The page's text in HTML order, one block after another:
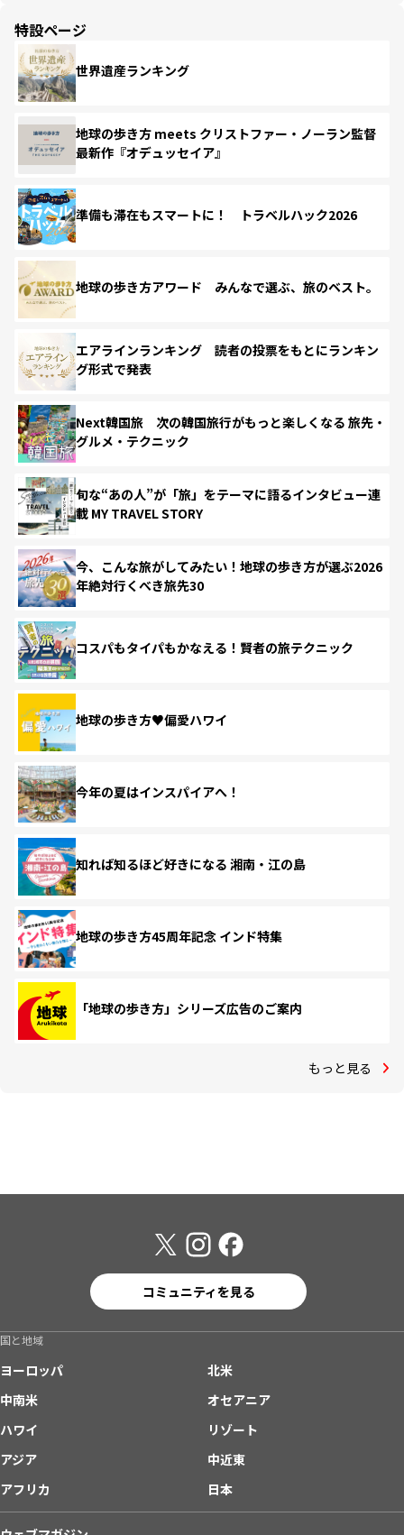
特設ページ
世界遺産ランキング
地球の歩き方 meets クリストファー・ノーラン監督
最新作『オデュッセイア』
準備も滞在もスマートに！ トラベルハック2026
地球の歩き方アワード みんなで選ぶ、旅のベスト。
エアラインランキング 読者の投票をもとにランキン
グ形式で発表
Next韓国旅 次の韓国旅行がもっと楽しくなる 旅先・
グルメ・テクニック
旬な“あの人”が「旅」をテーマに語るインタビュー連
載 MY TRAVEL STORY
今、こんな旅がしてみたい！地球の歩き方が選ぶ2026
年絶対行くべき旅先30
コスパもタイパもかなえる！賢者の旅テクニック
地球の歩き方♥偏愛ハワイ
今年の夏はインスパイアへ！
知れば知るほど好きになる 湘南・江の島
地球の歩き方45周年記念 インド特集
「地球の歩き方」シリーズ広告のご案内
もっと見る
コミュニティを見る
国と地域
ヨーロッパ
北米
中南米
オセアニア
ハワイ
リゾート
アジア
中近東
アフリカ
日本